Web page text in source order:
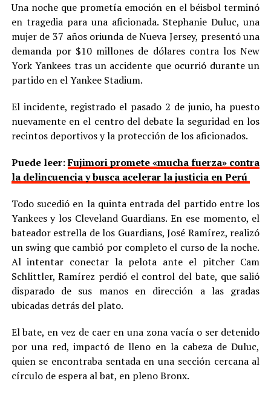
Una noche que prometía emoción en el béisbol terminó
en tragedia para una aficionada. Stephanie Duluc, una
mujer de 37 años oriunda de Nueva Jersey, presentó una
demanda por $10 millones de dólares contra los New
York Yankees tras un accidente que ocurrió durante un
partido en el Yankee Stadium.
El incidente, registrado el pasado 2 de junio, ha puesto
nuevamente en el centro del debate la seguridad en los
recintos deportivos y la protección de los aficionados.
Puede leer:Fujimori promete «mucha fuerza» contra
la delincuencia y busca acelerar la justicia en Perú
Todo sucedió en la quinta entrada del partido entre los
Yankees y los Cleveland Guardians. En ese momento, el
bateador estrella de los Guardians, José Ramírez, realizó
un swing que cambió por completo el curso de la noche.
Al intentar conectar la pelota ante el pitcher Cam
Schlittler, Ramírez perdió el control del bate, que salió
disparado de sus manos en dirección a las gradas
ubicadas detrás del plato.
El bate, en vez de caer en una zona vacía o ser detenido
por una red, impactó de lleno en la cabeza de Duluc,
quien se encontraba sentada en una sección cercana al
círculo de espera al bat, en pleno Bronx.